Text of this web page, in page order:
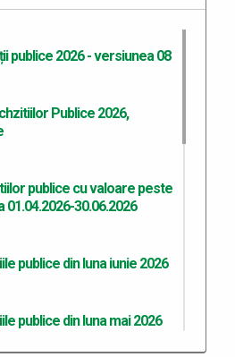
publice 2026 - versiunea 08
Publice 2026,
publice cu valoare peste
30.06.2026
publice din luna iunie 2026
publice din luna mai 2026